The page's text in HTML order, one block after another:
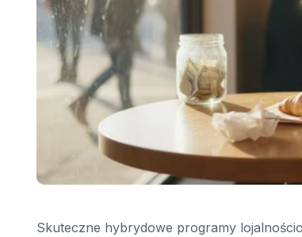
Skuteczne hybrydowe programy